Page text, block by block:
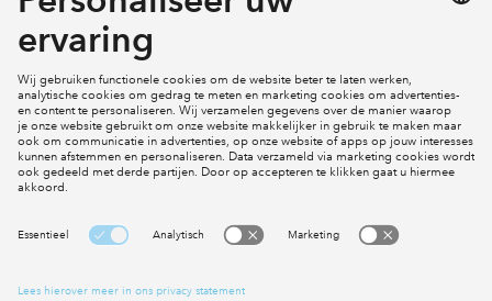
Mijn profiel
Social Media
Cookies